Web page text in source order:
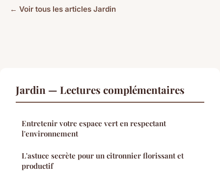
← Voir tous les articles Jardin
Jardin — Lectures complémentaires
Entretenir votre espace vert en respectant
l'environnement
L'astuce secrète pour un citronnier florissant et
productif